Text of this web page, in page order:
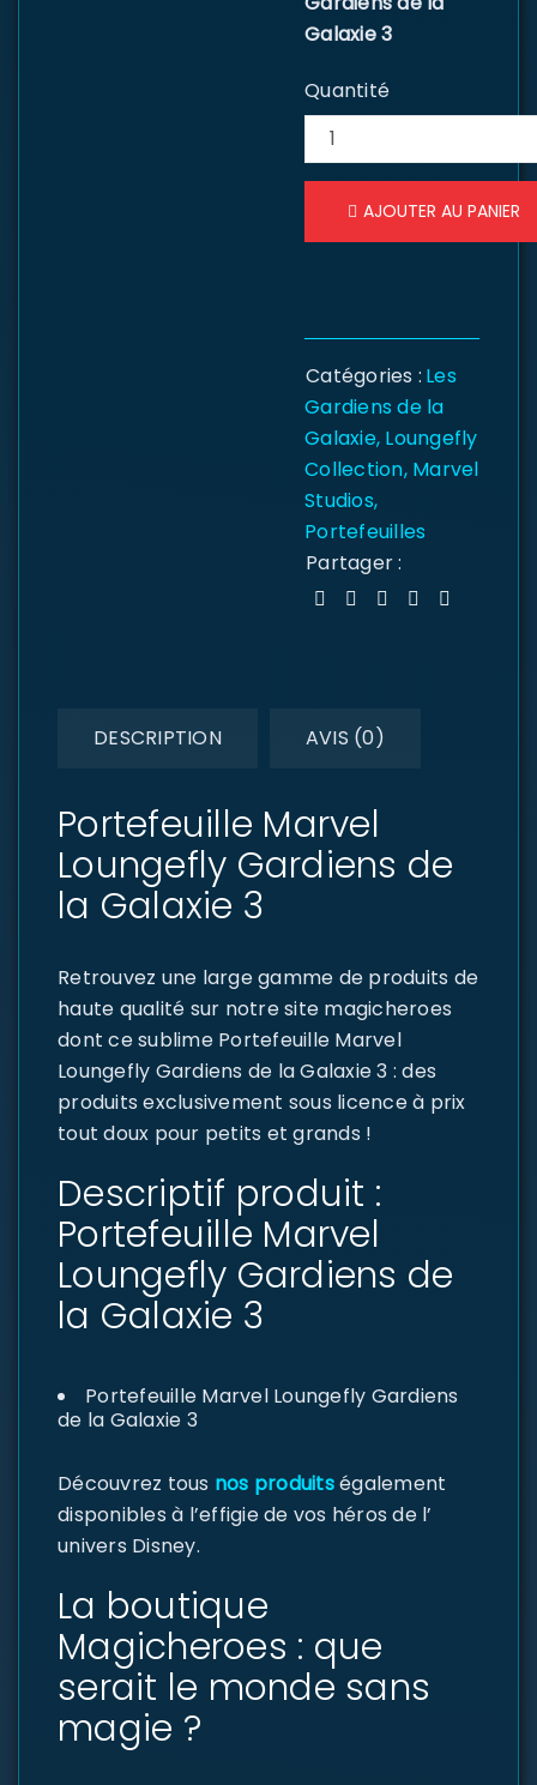
Galaxie 3
Quantité
AJOUTER AU PANIER
Catégories : Les
Gardiens de la
Galaxie, Loungefly
Collection, Marvel
Studios,
Portefeuilles
Partager :
DESCRIPTION AVIS (0)
Portefeuille Marvel
Loungefly Gardiens de
la Galaxie 3
Retrouvez une large gamme de produits de
haute qualité sur notre site magicheroes
dont ce sublime Portefeuille Marvel
Loungefly Gardiens de la Galaxie 3 : des
produits exclusivement sous licence à prix
tout doux pour petits et grands !
Descriptif produit :
Portefeuille Marvel
Loungefly Gardiens de
la Galaxie 3
Portefeuille Marvel Loungefly Gardiens
de la Galaxie 3
Découvrez tous nos produitségalement
disponibles à l’effigie de vos héros de l’
univers Disney.
La boutique
Magicheroes : que
serait le monde sans
magie ?